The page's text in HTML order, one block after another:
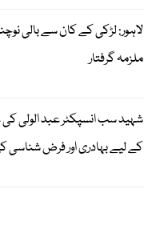
لاہور: لڑکی کے کان سے بالی
ملزمہ گرفتار
شہید سب انسپکٹر عبد الولی کی
کے لیے بہادری اور فرض شناسی